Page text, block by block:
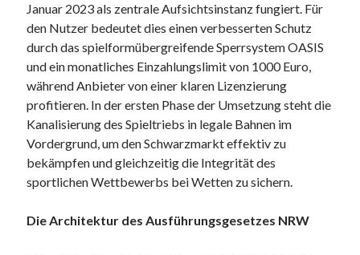
June 2026
May 2026
April 2026
March 2026
February 2026
January 2026
December 2025
November 2025
September 2025
October 2024
April 2021
Januar 2023 als zentrale Aufsichtsinstanz fungiert. Für
den Nutzer bedeutet dies einen verbesserten Schutz
durch das spielformübergreifende Sperrsystem OASIS
und ein monatliches Einzahlungslimit von 1000 Euro,
während Anbieter von einer klaren Lizenzierung
profitieren. In der ersten Phase der Umsetzung steht die
Kanalisierung des Spieltriebs in legale Bahnen im
Vordergrund, um den Schwarzmarkt effektiv zu
bekämpfen und gleichzeitig die Integrität des
sportlichen Wettbewerbs bei Wetten zu sichern.
Die Architektur des Ausführungsgesetzes NRW